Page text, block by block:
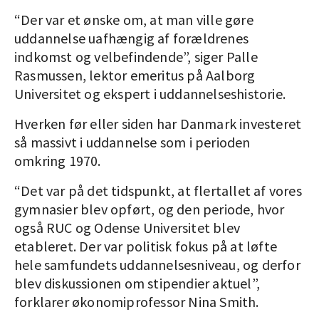
“Der var et ønske om, at man ville gøre
uddannelse uafhængig af forældrenes
indkomst og velbefindende”, siger Palle
Rasmussen, lektor emeritus på Aalborg
Universitet og ekspert i uddannelseshistorie.
Hverken før eller siden har Danmark investeret
så massivt i uddannelse som i perioden
omkring 1970.
“Det var på det tidspunkt, at flertallet af vores
gymnasier blev opført, og den periode, hvor
også RUC og Odense Universitet blev
etableret. Der var politisk fokus på at løfte
hele samfundets uddannelsesniveau, og derfor
blev diskussionen om stipendier aktuel”,
forklarer økonomiprofessor Nina Smith.